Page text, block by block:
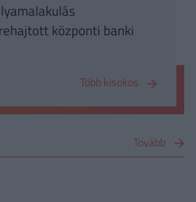
központi banki
Több kisokos
Tovább